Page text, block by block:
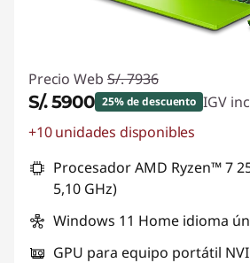
Precio Web S/. 7936
S/. 5900 25% de descuento IGV
Ahorros instantáneos :
+10 unidades disponibles
Procesador AMD Ryzen™ 7
5,10 GHz)
Windows 11 Home idioma
GPU para equipo portátil